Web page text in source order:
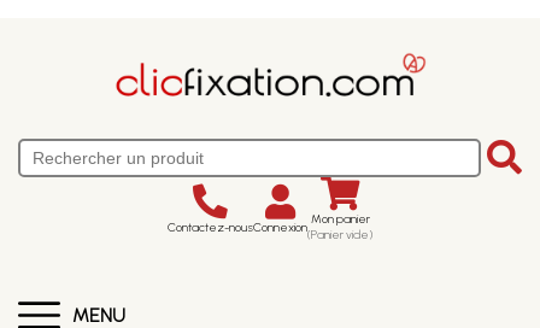
Contactez-nousConnexion Mon panier
(Panier vide)
MENU